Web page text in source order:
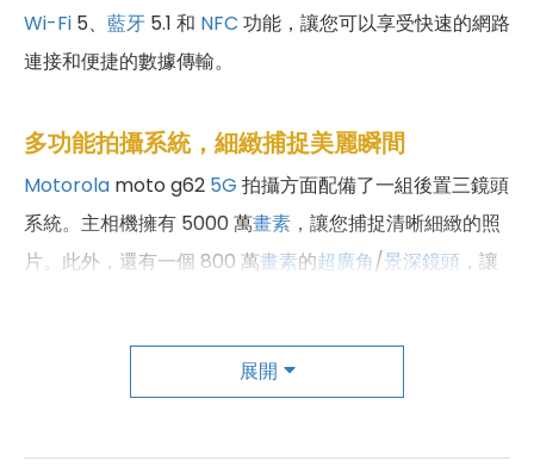
Wi-Fi 5、 藍牙 5.1 和 NFC 功能，讓您可以享受快速的網路
連接和便捷的數據傳輸。
多功能拍攝系統，細緻捕捉美麗瞬間
Motorola moto g62 5G 拍攝方面配備了一組後置三鏡頭
系統。主相機擁有 5000 萬畫素 ，讓您捕捉清晰細緻的照
片。此外，還有一個 800 萬畫素的超廣角 /景深鏡頭 ，讓
畫素，支援
最後值得一提的是，Motorolamoto g625G還內建了
展開